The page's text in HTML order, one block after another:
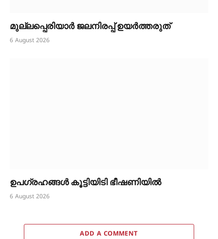
മുല്ലപ്പെരിയാർ ജലനിരപ്പ് ഉയർത്തരുത്
6 August 2026
ഉപഗ്രഹങ്ങൾ കൂട്ടിയിടി ഭീഷണിയിൽ
6 August 2026
ADD A COMMENT